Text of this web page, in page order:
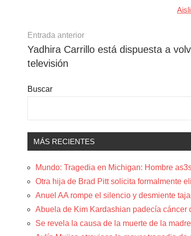
Navegación
de
entradas
Entrada anterior
Yadhira Carrillo está dispuesta a
televisión
Buscar
MÁS RECIENTES
Mundo: Tragedia en Michigan: Hombre
Otra hija de Brad Pitt solicita formalmente
Anuel AA rompe el silencio y desmiente
Abuela de Kim Kardashian padecía cáncer
Se revela la causa de la muerte de la